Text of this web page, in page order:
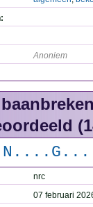
Anoniem
nrc
07 februari